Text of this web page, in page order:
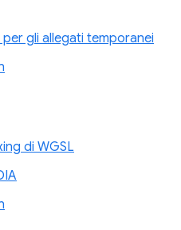
gli allegati temporanei
di WGSL